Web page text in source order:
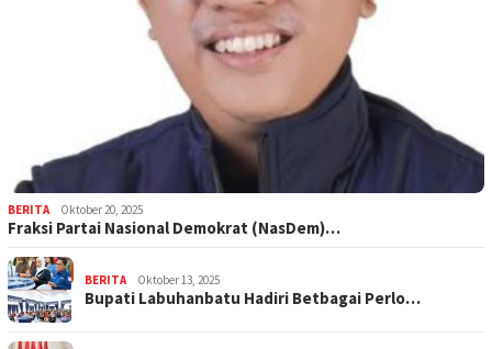
BERITA Oktober 20, 2025
Fraksi Partai Nasional Demokrat (NasDem)…
BERITA Oktober 13, 2025
Bupati Labuhanbatu Hadiri Betbagai Perlo…